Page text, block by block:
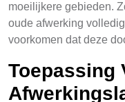
moeilijkere gebieden.
oude afwerking
voorkomen dat deze
Toepassing